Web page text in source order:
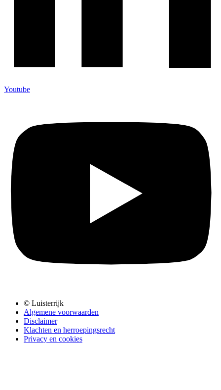
Youtube
© Luisterrijk
Algemene voorwaarden
Disclaimer
Klachten en herroepingsrecht
Privacy en cookies